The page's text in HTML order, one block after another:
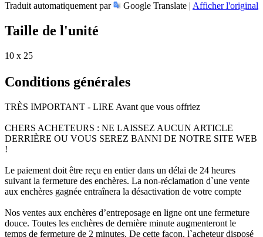
Traduit automatiquement par Google Translate | Afficher l'original
Taille de l'unité
10 x 25
Conditions générales
TRÈS IMPORTANT - LIRE Avant que vous offriez
CHERS ACHETEURS : NE LAISSEZ AUCUN ARTICLE
DERRIÈRE OU VOUS SEREZ BANNI DE NOTRE SITE WEB
!
Le paiement doit être reçu en entier dans un délai de 24 heures
suivant la fermeture des enchères. La non-réclamation d`une vente
aux enchères gagnée entraînera la désactivation de votre compte
Nos ventes aux enchères d’entreposage en ligne ont une fermeture
douce. Toutes les enchères de dernière minute augmenteront le
temps de fermeture de 2 minutes. De cette façon, l`acheteur disposé